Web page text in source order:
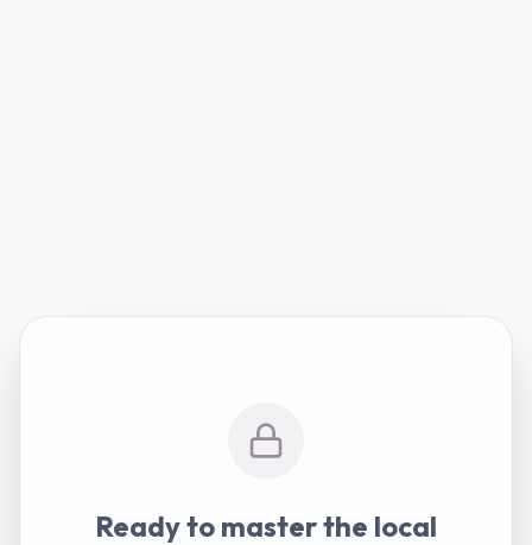
Ready to master the local